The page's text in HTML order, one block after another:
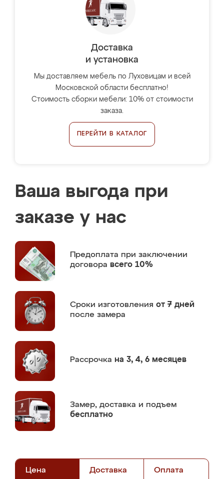
Доставка
и установка
Мы доставляем мебель по Луховицам и всей
Московской области бесплатно!
Стоимость сборки мебели: 10% от стоимости
заказа.
ПЕРЕЙТИ В КАТАЛОГ
Ваша выгода при
заказе у нас
Предоплата при заключении
договора всего 10%
Сроки изготовления от 7 дней
после замера
Рассрочка на 3, 4, 6 месяцев
Замер, доставка и подъем
бесплатно
Цена Доставка Оплата